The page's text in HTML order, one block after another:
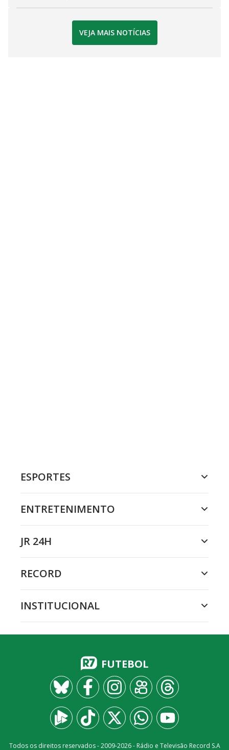
VEJA MAIS NOTÍCIAS
ESPORTES
ENTRETENIMENTO
JR 24H
RECORD
INSTITUCIONAL
FUTEBOL
Todos os direitos reservados - 2009-2026- Rádio e Televisão Record S.A